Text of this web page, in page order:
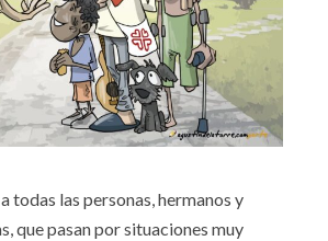
todas las personas, hermanos y
que pasan por situaciones muy